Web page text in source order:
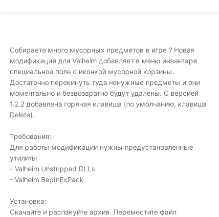
Собираете много мусорных предметов в игре ? Новая
модификация для Valheim добавляет в меню инвентаря
специальное поле с иконкой мусорной корзины.
Достаточно перекинуть туда ненужные предметы и они
моментально и безвозвратно будут удалены. С версией
1.2.2 добавлена горячая клавиша (по умолчанию, клавиша
Delete).
Требования:
Для работы модификации нужны предустановленные
утилиты
- Valheim Unstripped DLLs
- Valheim BepInExPack
Установка:
Скачайте и распакуйте архив. Переместите файл